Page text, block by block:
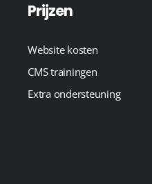
Prijzen
Website kosten
CMS trainingen
Extra ondersteuning